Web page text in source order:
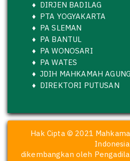
♦ DIRJEN BADILAG
♦ PTA YOGYAKARTA
♦ PA SLEMAN
♦ PA BANTUL
♦ PA WONOSARI
♦ PA WATES
♦ JDIH MAHKAMAH
♦ DIREKTORI PUTUSAN
Hak Cipta © 2021
Indonesia
dikembangkan oleh